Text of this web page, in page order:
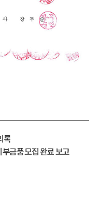
록
금품 모집 완료 보고